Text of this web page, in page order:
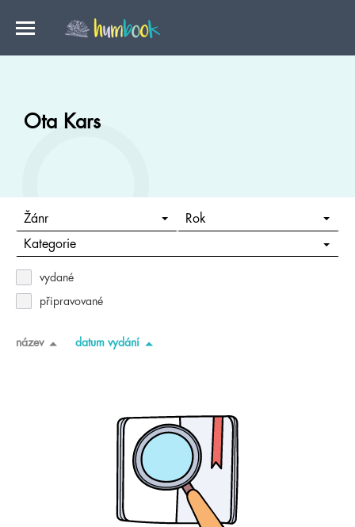
Ota Kars
Žánr Rok
Kategorie
vydané
připravované
název datum vydání